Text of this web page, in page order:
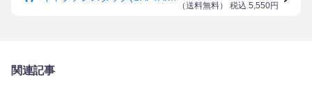
（送料無料） 税込 5,550円
関連記事